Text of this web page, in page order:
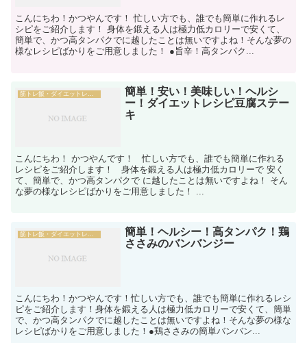
こんにちわ！かつやんです！ 忙しい方でも、誰でも簡単に作れるレ
シピをご紹介します！ 身体を鍛える人は極力低カロリーで安くて、
簡単で、かつ高タンパクでに越したことは無いですよね！そんな夢の
様なレシピばかりをご用意しました！ ●旨辛！高タンパク...
筋トレ飯・ダイエットレシピ
簡単！安い！美味しい！ヘルシ
ー！ダイエットレシピ豆腐ステー
キ
こんにちわ！ かつやんです！ 忙しい方でも、誰でも簡単に作れる
レシピをご紹介します！ 身体を鍛える人は極力低カロリーで 安く
て、簡単で、かつ高タンパクで に越したことは無いですよね！ そん
な夢の様なレシピばかりをご用意しました！ ...
簡単！ヘルシー！高タンパク！鶏
ささみのバンバンジー
こんにちわ！かつやんです！忙しい方でも、誰でも簡単に作れるレシ
ピをご紹介します！身体を鍛える人は極力低カロリーで安くて、簡単
で、かつ高タンパクでに越したことは無いですよね！そんな夢の様な
レシピばかりをご用意しました！●鶏ささみの簡単バンバン...